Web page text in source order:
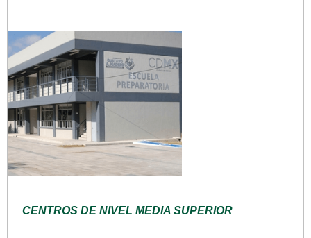
CENTROS DE NIVEL MEDIA SUPERIOR